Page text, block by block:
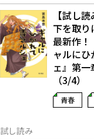
【試し
下を取り
最新作
ャルに
ェ』第一
（3/4）
青春
試し読み